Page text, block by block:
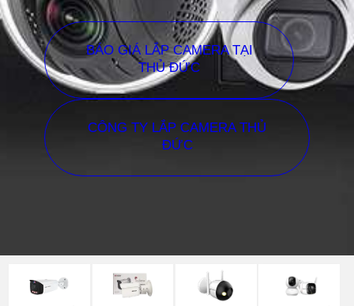
BÁO GIÁ LẮP CAMERA TẠI
THỦ ĐỨC
CÔNG TY LẮP CAMERA THỦ
ĐỨC